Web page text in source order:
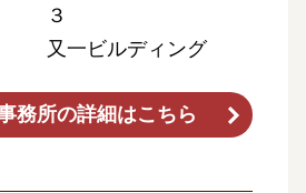
３
又一ビルディング
務所の詳細はこちら